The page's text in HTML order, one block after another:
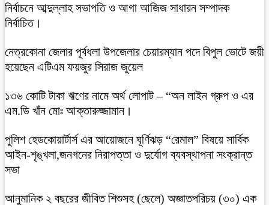
নির্বাচনে আব্দুল্লাহ সভাপতি ও আগা আজিজ সাধারন সম্পাদক
নির্বাচিত।
নেত্রকোনা জেলার পূর্বধলা উপজেলার চেয়ারম্যান পদে বিপুল ভোটে জয়ী
হয়েছেন এটিএম ফয়জুর সিরাজ জুয়েল
১৩৬ কোটি টাকা ঋণের নামে অর্থ লোপাট – “অন লাইন গ্রুপ ও এর
এম.ডি খাঁন মোঃ আক্তারুজ্জামান।
পুলিশ হেডকোয়ার্টার্স এর আয়োজনে ঘূর্ণিঝড় “রেমাল” বিষয়ে সার্বিক
আইন-শৃঙ্খলা,জনগনের নিরাপত্তা ও দুর্যোগ ব্যবস্থাপনা সংক্রান্ত
সভা
আনুমানিক ২ বছরের জীবিত শিশুসহ (ছেলে) অজ্ঞাতপরিচয় (৩০) এক